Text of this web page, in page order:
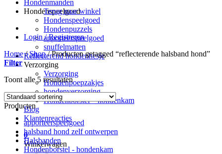
Hondenmanden
Hondenspeelgoed
Hondenspeelgoed
Hondenpuzzels
apporteerspeelgoed
snuffelmatten
Reflecterend hondenhesje
Verzorging
Verzorging
Hondenpoepzakjes
hondenverzorging
Hondenborstel – hondenkam
Blog
Klantenreacties
0
Winkelwagen
Terug naar winkel
Login / Registreren
Home / Shop /Producten getagged “reflecterende halsband hond”
Filter
Toont alle 5 resultaten
Producten
apporteerspeelgoed
halsband hond zelf ontwerpen
Halsbanden
Hondenborstel - hondenkam